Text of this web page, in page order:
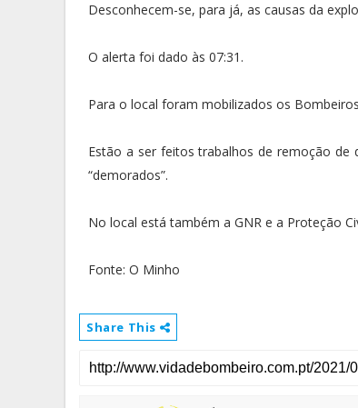
Desconhecem-se, para já, as causas da
O alerta foi dado às 07:31.
Para o local foram mobilizados os
Estão a ser feitos trabalhos de remoção
“demorados”.
No local está também a GNR e a Proteção
Fonte: O Minho
Share This